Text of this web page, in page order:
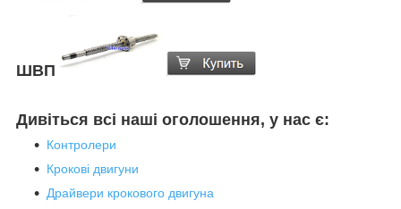
ШВП
Дивіться всі наші оголошення, у нас є:
Контролери
Крокові двигуни
Драйвери крокового двигуна